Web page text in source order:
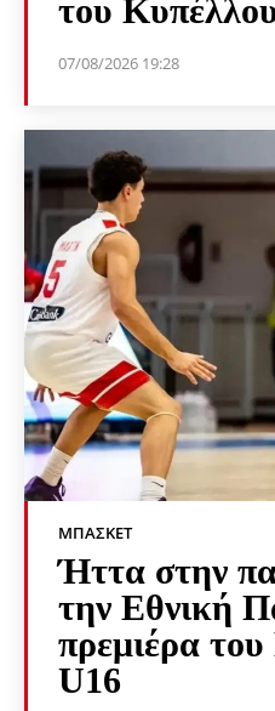
του
07/08/2026 19:28
ΜΠΆΣΚΕΤ
Ήττα στην
την Εθνική
πρεμιέρα
U16